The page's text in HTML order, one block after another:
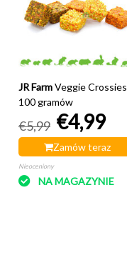
JR FarmVeggie Crossies
100 gramów
€5,99 €4,99
Zamów teraz
Nieoceniony
NA MAGAZYNIE